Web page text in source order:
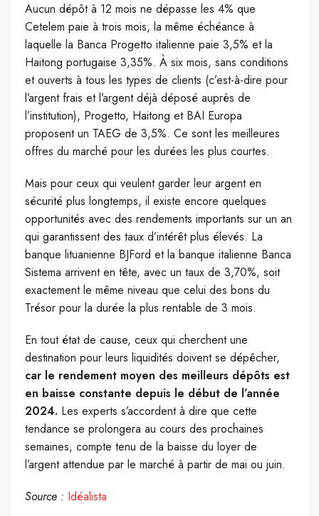
Aucun dépôt à 12 mois ne dépasse les 4% que
Cetelem paie à trois mois, la même échéance à
laquelle la Banca Progetto italienne paie 3,5% et la
Haitong portugaise 3,35%. À six mois, sans conditions
et ouverts à tous les types de clients (c’est-à-dire pour
l’argent frais et l’argent déjà déposé auprès de
l’institution), Progetto, Haitong et BAI Europa
proposent un TAEG de 3,5%. Ce sont les meilleures
offres du marché pour les durées les plus courtes.
Mais pour ceux qui veulent garder leur argent en
sécurité plus longtemps, il existe encore quelques
opportunités avec des rendements importants sur un an
qui garantissent des taux d’intérêt plus élevés. La
banque lituanienne BJFord et la banque italienne Banca
Sistema arrivent en tête, avec un taux de 3,70%, soit
exactement le même niveau que celui des bons du
Trésor pour la durée la plus rentable de 3 mois.
En tout état de cause, ceux qui cherchent une
destination pour leurs liquidités doivent se dépêcher,
car le rendement moyen des meilleurs dépôts est
en baisse constante depuis le début de l’année
2024. Les experts s’accordent à dire que cette
tendance se prolongera au cours des prochaines
semaines, compte tenu de la baisse du loyer de
l’argent attendue par le marché à partir de mai ou juin.
Source : Idéalista